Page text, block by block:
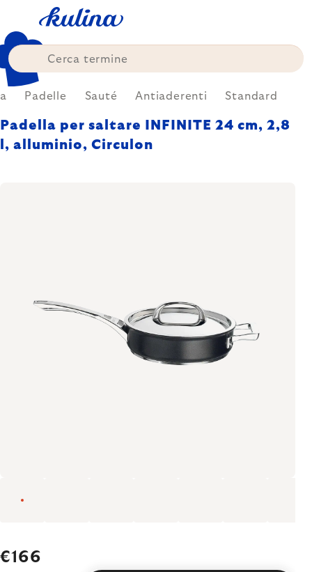
content
Padelle Sauté Antiaderenti Standard
Padella per saltare INFINITE 24 cm, 2,8
l, alluminio, Circulon
€166